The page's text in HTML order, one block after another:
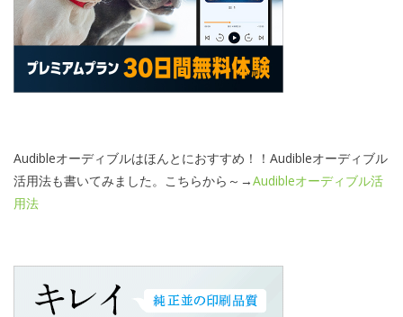
Audibleオーディブルはほんとにおすすめ！！Audibleオーディブル
活用法も書いてみました。こちらから～→Audibleオーディブル活
用法